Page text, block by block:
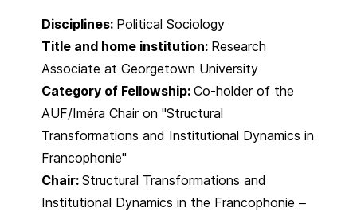
Disciplines: Political Sociology
Title and home institution: Research
Associate at Georgetown University
Category of Fellowship: Co-holder of the
AUF/Iméra Chair on "Structural
Transformations and Institutional Dynamics in
Francophonie"
Chair: Structural Transformations and
Institutional Dynamics in the Francophonie –